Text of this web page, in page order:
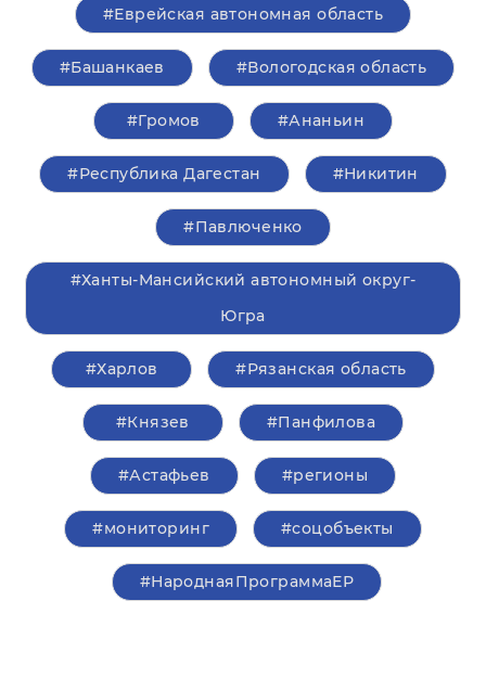
#Еврейская автономная область
#Башанкаев #Вологодская область
#Громов #Ананьин
#Республика Дагестан #Никитин
#Павлюченко
#Ханты-Мансийский автономный округ-
Югра
#Харлов #Рязанская область
#Князев #Панфилова
#Астафьев #регионы
#мониторинг #соцобъекты
#НароднаяПрограммаЕР